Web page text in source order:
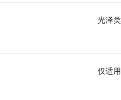
光泽
仅适